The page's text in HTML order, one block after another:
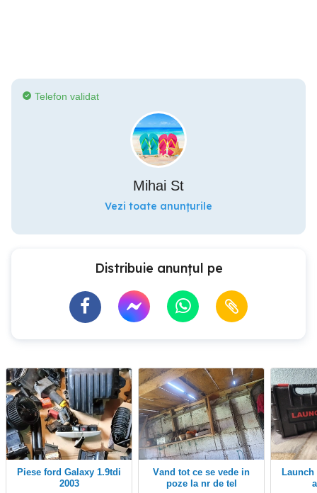
Telefon validat
Mihai St
Vezi toate anunțurile
Distribuie anunțul pe
Piese ford Galaxy 1.9tdi
2003
vand tot ce se vede in
poze la nr de tel
Launch Dbscar 7 Auto 2